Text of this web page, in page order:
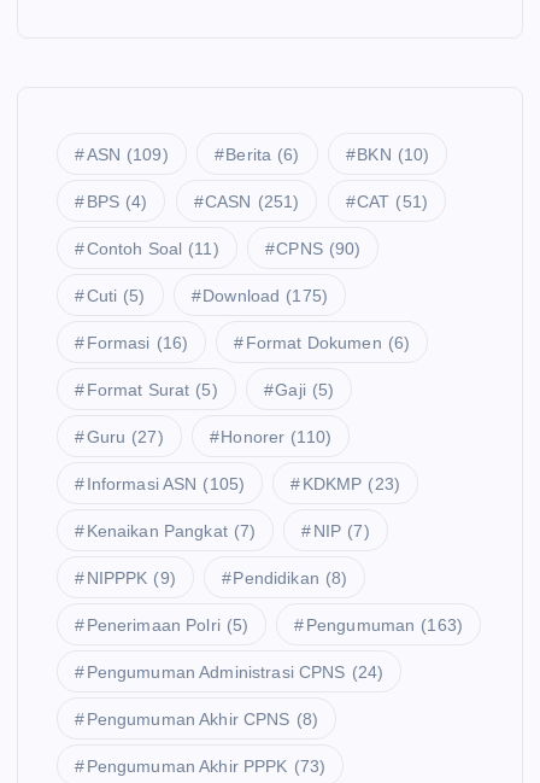
ASN (109) Berita (6) BKN (10)
BPS (4) CASN (251) CAT (51)
Contoh Soal (11) CPNS (90)
Cuti (5) Download (175)
Formasi (16) Format Dokumen (6)
Format Surat (5) Gaji (5)
Guru (27) Honorer (110)
Informasi ASN (105) KDKMP (23)
Kenaikan Pangkat (7) NIP (7)
NIPPPK (9) Pendidikan (8)
Penerimaan Polri (5) Pengumuman (163)
Pengumuman Administrasi CPNS (24)
Pengumuman Akhir CPNS (8)
Pengumuman Akhir PPPK (73)